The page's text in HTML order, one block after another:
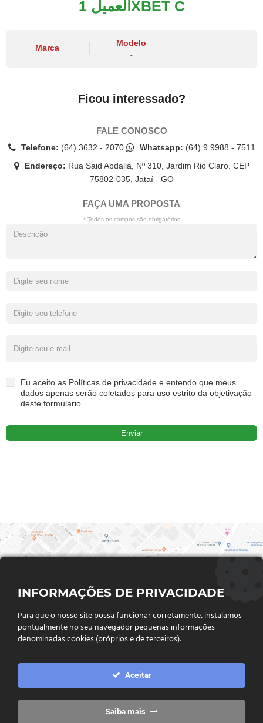
العميل 1XBET C
Marca
Modelo
-
Ficou interessado?
FALE CONOSCO
Telefone: (64) 3632 - 2070 Whatsapp: (64) 9 9988 - 7511
Endereço: Rua Said Abdalla, Nº 310, Jardim Rio Claro. CEP
75802-035, Jataí - GO
FAÇA UMA PROPOSTA
* Todos os campos são obrigatórios
Eu aceito as Políticas de privacidade e entendo que meus
dados apenas serão coletados para uso estrito da objetivação
deste formulário.
FALE CONOSCO
Endereço:Rua Said Abdalla, Nº 310, Jardim Rio Claro. CEP
75802-035, Jataí - GO
(64) 3632 - 2070
INFORMAÇÕES DE PRIVACIDADE
Para que o nosso site possa funcionar corretamente, instalamos
pontualmente no seu navegador pequenas informações
denominadas cookies (próprios e de terceiros).
Aceitar
Saiba mais